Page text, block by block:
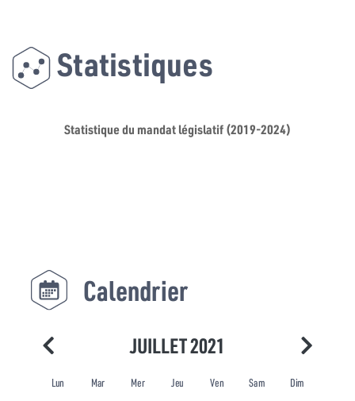
Statistiques
Statistique du mandat législatif (2019-2024)
Calendrier
JUILLET 2021
Lun Mar Mer Jeu Ven Sam Dim